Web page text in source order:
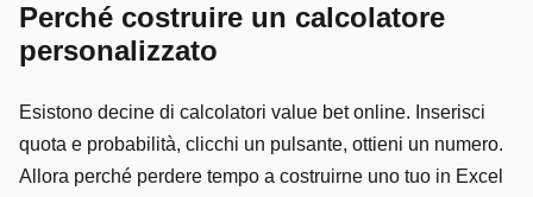
Perché costruire un calcolatore
personalizzato
Esistono decine di calcolatori value bet online. Inserisci
quota e probabilità, clicchi un pulsante, ottieni un numero.
Allora perché perdere tempo a costruirne uno tuo in Excel